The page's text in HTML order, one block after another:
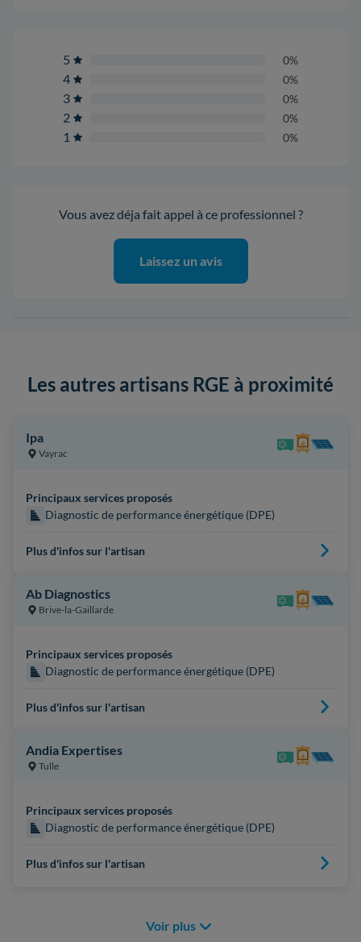
5 0%
4 0%
3 0%
2 0%
1 0%
Vous avez déja fait appel à ce professionnel ?
Laissez un avis
Les autres artisans RGE à proximité
Ipa
Vayrac
Principaux services proposés
Diagnostic de performance énergétique (DPE)
Plus d'infos sur l'artisan
Ab Diagnostics
Brive-la-Gaillarde
Principaux services proposés
Diagnostic de performance énergétique (DPE)
Plus d'infos sur l'artisan
Andia Expertises
Tulle
Principaux services proposés
Diagnostic de performance énergétique (DPE)
Plus d'infos sur l'artisan
Voir plus